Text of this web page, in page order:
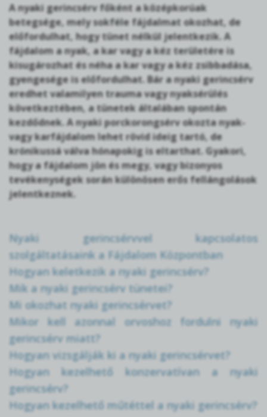
A nyaki gerincsérv főként a középkorúak
betegsége, mely sokféle fájdalmat okozhat, de
előfordulhat, hogy tünet nélkül jelentkezik. A
fájdalom a nyak, a kar vagy a kéz területére is
kisugározhat és néha a kar vagy a kéz zsibbadása,
gyengesége is előfordulhat. Bár a nyaki gerincsérv
eredhet valamilyen trauma vagy nyaksérülés
következtében, a tünetek általában spontán
kezdődnek. A nyaki porckorongsérv okozta nyak-
vagy karfájdalom lehet rövid ideig tartó, de
krónikussá válva hónapokig is eltarthat. Gyakori,
hogy a fájdalom jön és megy, vagy bizonyos
tevékenységek során különösen erős fellángolások
jelentkeznek.
Nyaki gerincsérvvel kapcsolatos
szolgáltatásaink a Fájdalom Központban
Hogyan keletkezik a nyaki gerincsérv?
Mik a nyaki gerincsérv tünetei?
Mi okozhat nyaki gerincsérvet?
Mikor kell azonnal orvoshoz fordulni nyaki
gerincsérv miatt?
Hogyan vizsgálják ki a nyaki gerincsérvet?
Hogyan kezelhető konzervatívan a nyaki
gerincsérv?
Hogyan kezelhető műtéttel a nyaki gerincsérv?